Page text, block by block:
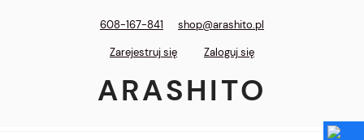
608-167-841
shop@arashito.pl
Zarejestruj się
Zaloguj się
ARASHITO